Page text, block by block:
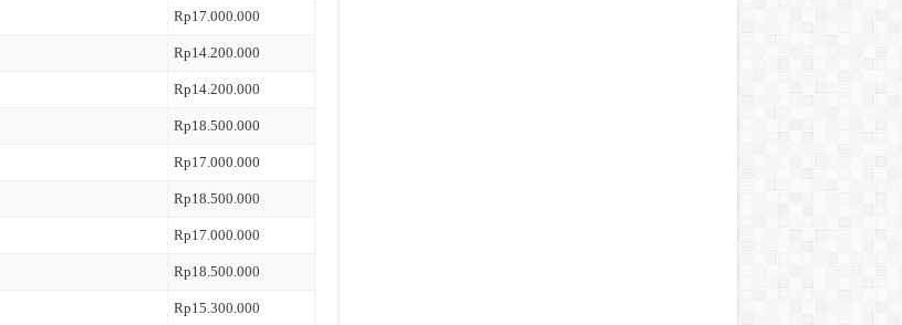
Rp17.000.000
Rp14.200.000
Rp14.200.000
Rp18.500.000
Rp17.000.000
Rp18.500.000
Rp17.000.000
Rp18.500.000
Rp15.300.000